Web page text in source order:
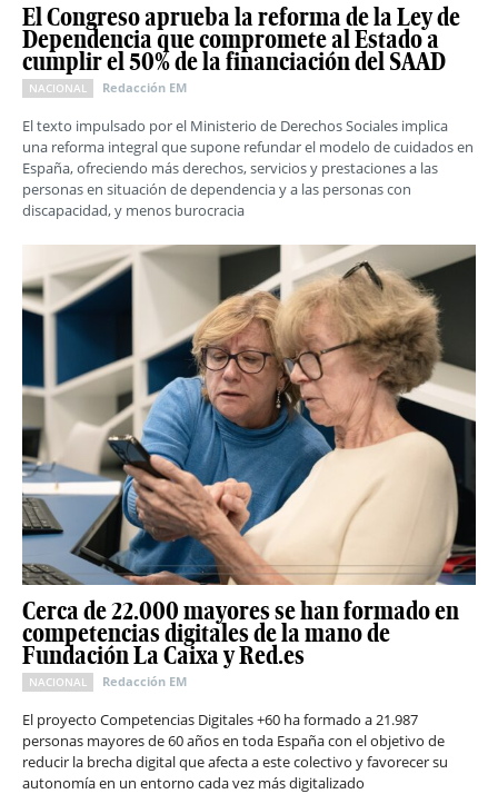
El Congreso aprueba la reforma de la Ley de
Dependencia que compromete al Estado a
cumplir el 50% de la financiación del SAAD
NACIONAL Redacción EM
El texto impulsado por el Ministerio de Derechos Sociales implica
una reforma integral que supone refundar el modelo de cuidados en
España, ofreciendo más derechos, servicios y prestaciones a las
personas en situación de dependencia y a las personas con
discapacidad, y menos burocracia
Cerca de 22.000 mayores se han formado en
competencias digitales de la mano de
Fundación La Caixa y Red.es
NACIONAL Redacción EM
El proyecto Competencias Digitales +60 ha formado a 21.987
personas mayores de 60 años en toda España con el objetivo de
reducir la brecha digital que afecta a este colectivo y favorecer su
autonomía en un entorno cada vez más digitalizado